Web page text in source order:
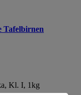
Tafelbirnen
Kl. I, 1kg